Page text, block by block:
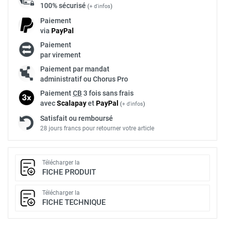
100% sécurisé (+ d'infos)
Paiement
via PayPal
Paiement
par virement
Paiement par mandat
administratif ou Chorus Pro
PaiementCB 3 fois sans frais
avecScalapayetPayPal (+ d'infos)
Satisfait ou remboursé
28 jours francs pour retourner votre article
Télécharger la
FICHE PRODUIT
Télécharger la
FICHE TECHNIQUE